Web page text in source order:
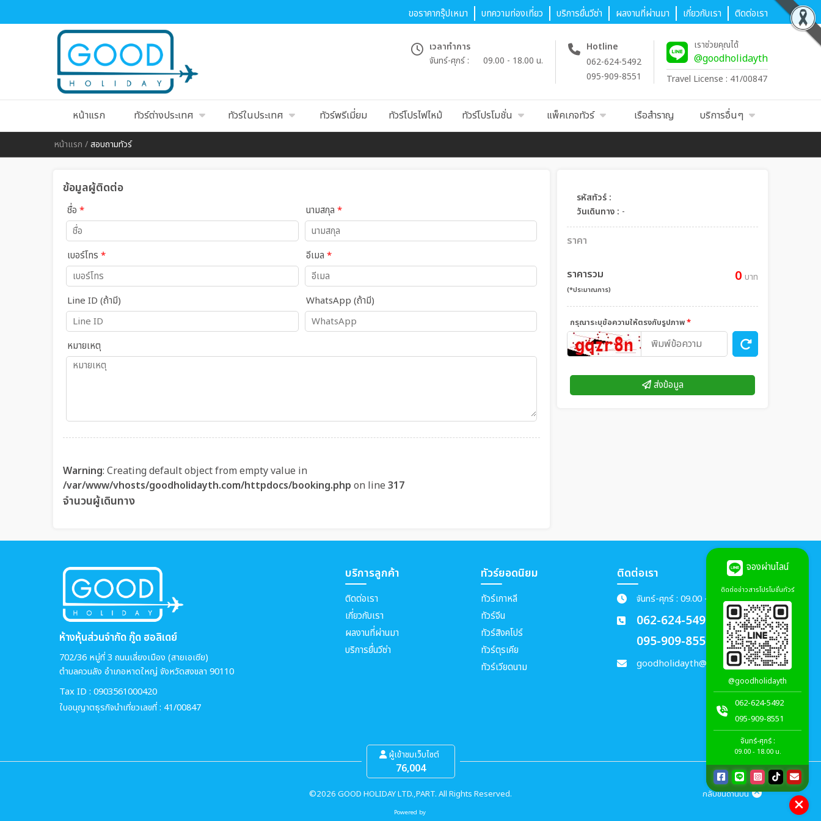
ขอราคากรุ๊ปเหมา บทความท่องเที่ยว บริการยื่นวีซ่า ผลงานที่ผ่านมา เกี่ยวกับเรา ติดต่อเรา
เวลาทำการ
จันทร์-ศุกร์ :
09.00 - 18.00 น.
Hotline
062-624-5492
095-909-8551
เราช่วยคุณได้
@goodholidayth
Travel License : 41/00847
หน้าแรก ทัวร์ต่างประเทศ ทัวร์ในประเทศ ทัวร์พรีเมี่ยม ทัวร์โปรไฟไหม้ ทัวร์โปรโมชั่น แพ็คเกจทัวร์ เรือสำราญ บริการอื่นๆ
หน้าแรก /สอบถามทัวร์
ข้อมูลผู้ติดต่อ
ชื่อ * นามสกุล *
เบอร์โทร * อีเมล *
Line ID (ถ้ามี) WhatsApp (ถ้ามี)
หมายเหตุ
Warning: Creating default object from empty value in
/var/www/vhosts/goodholidayth.com/httpdocs/booking.php on line 317
จำนวนผู้เดินทาง
รหัสทัวร์ :
วันเดินทาง : -
ราคา
ราคารวม
(*ประมาณการ)
0 บาท
กรุณาระบุข้อความให้ตรงกับรูปภาพ*
ส่งข้อมูล
ห้างหุ้นส่วนจำกัด กู๊ด ฮอลิเดย์
702/36 หมู่ที่ 3 ถนนเลี่ยงเมือง (สายเอเซีย)
ตำบลควนลัง อำเภอหาดใหญ่ จังหวัดสงขลา 90110
Tax ID : 0903561000420
ใบอนุญาตธุรกิจนำเที่ยวเลขที่ : 41/00847
บริการลูกค้า
ติดต่อเรา
เกี่ยวกับเรา
ผลงานที่ผ่านมา
บริการยื่นวีซ่า
ทัวร์ยอดนิยม
ทัวร์เกาหลี
ทัวร์จีน
ทัวร์สิงคโปร์
ทัวร์ตุรเคีย
ทัวร์เวียดนาม
ติดต่อเรา
จันทร์-ศุกร์ : 09.00 - 18.00 น.
062-624-5492
095-909-8551
goodholidayth@gmail.com
ผู้เข้าชมเว็บไซต์
76,004
©2026 GOOD HOLIDAY LTD.,PART. All Rights Reserved. กลับขึ้นด้านบน
Powered by
จองผ่านไลน์
ติดต่อข่าวสารโปรโมชั่นทัวร์
@goodholidayth
062-624-5492
095-909-8551
จันทร์-ศุกร์ :
09.00 - 18.00 น.